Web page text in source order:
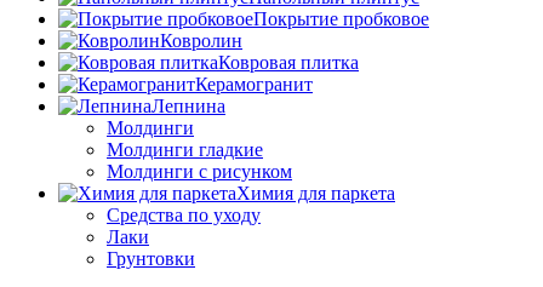
Покрытие пробковое
Ковролин
Ковровая плитка
Керамогранит
Лепнина
Молдинги
Молдинги гладкие
Молдинги с рисунком
Химия для паркета
Средства по уходу
Лаки
Грунтовки